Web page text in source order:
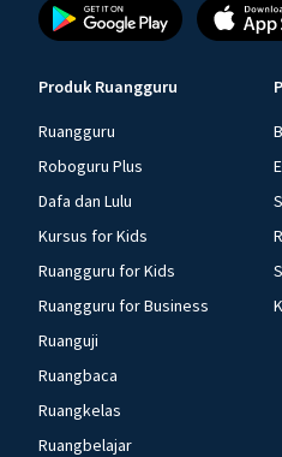
Produk Ruangguru
Ruangguru
Roboguru Plus
Dafa dan Lulu
Kursus for Kids
Ruangguru for Kids
Ruangguru for Business
Ruanguji
Ruangbaca
Ruangkelas
Ruangbelajar